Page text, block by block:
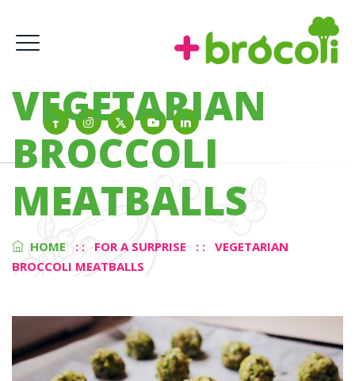
VEGETARIAN
BROCCOLI
MEATBALLS
HOME : : FOR A SURPRISE : : VEGETARIAN
BROCCOLI MEATBALLS